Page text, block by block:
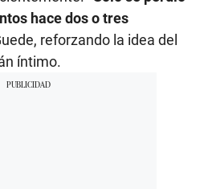
hace dos o tres
reforzando la idea del
íntimo.